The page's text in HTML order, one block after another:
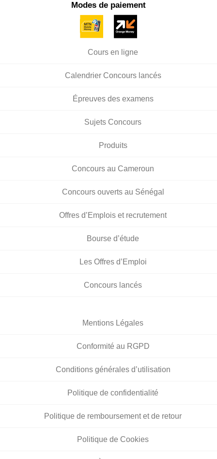
Modes de paiement
Cours en ligne
Calendrier Concours lancés
Épreuves des examens
Sujets Concours
Produits
Concours au Cameroun
Concours ouverts au Sénégal
Offres d’Emplois et recrutement
Bourse d’étude
Les Offres d’Emploi
Concours lancés
Mentions Légales
Conformité au RGPD
Conditions générales d’utilisation
Politique de confidentialité
Politique de remboursement et de retour
Politique de Cookies